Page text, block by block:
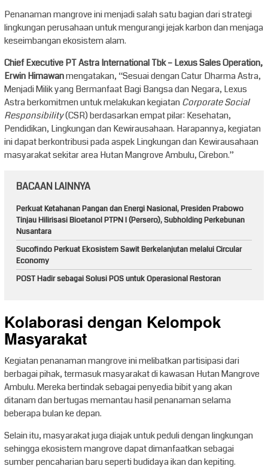
Penanaman mangrove ini menjadi salah satu bagian dari strategi
lingkungan perusahaan untuk mengurangi jejak karbon dan menjaga
keseimbangan ekosistem alam.
Chief Executive PT Astra International Tbk – Lexus Sales Operation,
Erwin Himawanmengatakan, “Sesuai dengan Catur Dharma Astra,
Menjadi Milik yang Bermanfaat Bagi Bangsa dan Negara, Lexus
Astra berkomitmen untuk melakukan kegiatanCorporate Social
Responsibility(CSR) berdasarkan empat pilar: Kesehatan,
Pendidikan, Lingkungan dan Kewirausahaan. Harapannya, kegiatan
ini dapat berkontribusi pada aspek Lingkungan dan Kewirausahaan
masyarakat sekitar area Hutan Mangrove Ambulu, Cirebon.”
BACAAN LAINNYA
Perkuat Ketahanan Pangan dan Energi Nasional, Presiden Prabowo
Tinjau Hilirisasi Bioetanol PTPN I (Persero), Subholding Perkebunan
Nusantara
Sucofindo Perkuat Ekosistem Sawit Berkelanjutan melalui Circular
Economy
POST Hadir sebagai Solusi POS untuk Operasional Restoran
Kolaborasi dengan Kelompok
Masyarakat
Kegiatan penanaman mangrove ini melibatkan partisipasi dari
berbagai pihak, termasuk masyarakat di kawasan Hutan Mangrove
Ambulu. Mereka bertindak sebagai penyedia bibit yang akan
ditanam dan bertugas memantau hasil penanaman selama
beberapa bulan ke depan.
Selain itu, masyarakat juga diajak untuk peduli dengan lingkungan
sehingga ekosistem mangrove dapat dimanfaatkan sebagai
sumber pencaharian baru seperti budidaya ikan dan kepiting.